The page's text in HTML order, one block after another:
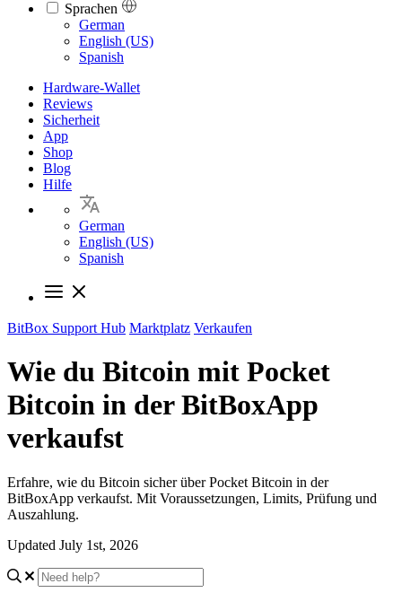
Sprachen
Languages
German
English (US)
Spanish
Hardware-Wallet
Reviews
Sicherheit
App
Shop
Blog
Hilfe
German
English (US)
Spanish
BitBox Support Hub Marktplatz Verkaufen
Wie du Bitcoin mit Pocket
Bitcoin in der BitBoxApp
verkaufst
Erfahre, wie du Bitcoin sicher über Pocket Bitcoin in der
BitBoxApp verkaufst. Mit Voraussetzungen, Limits, Prüfung und
Auszahlung.
Updated July 1st, 2026